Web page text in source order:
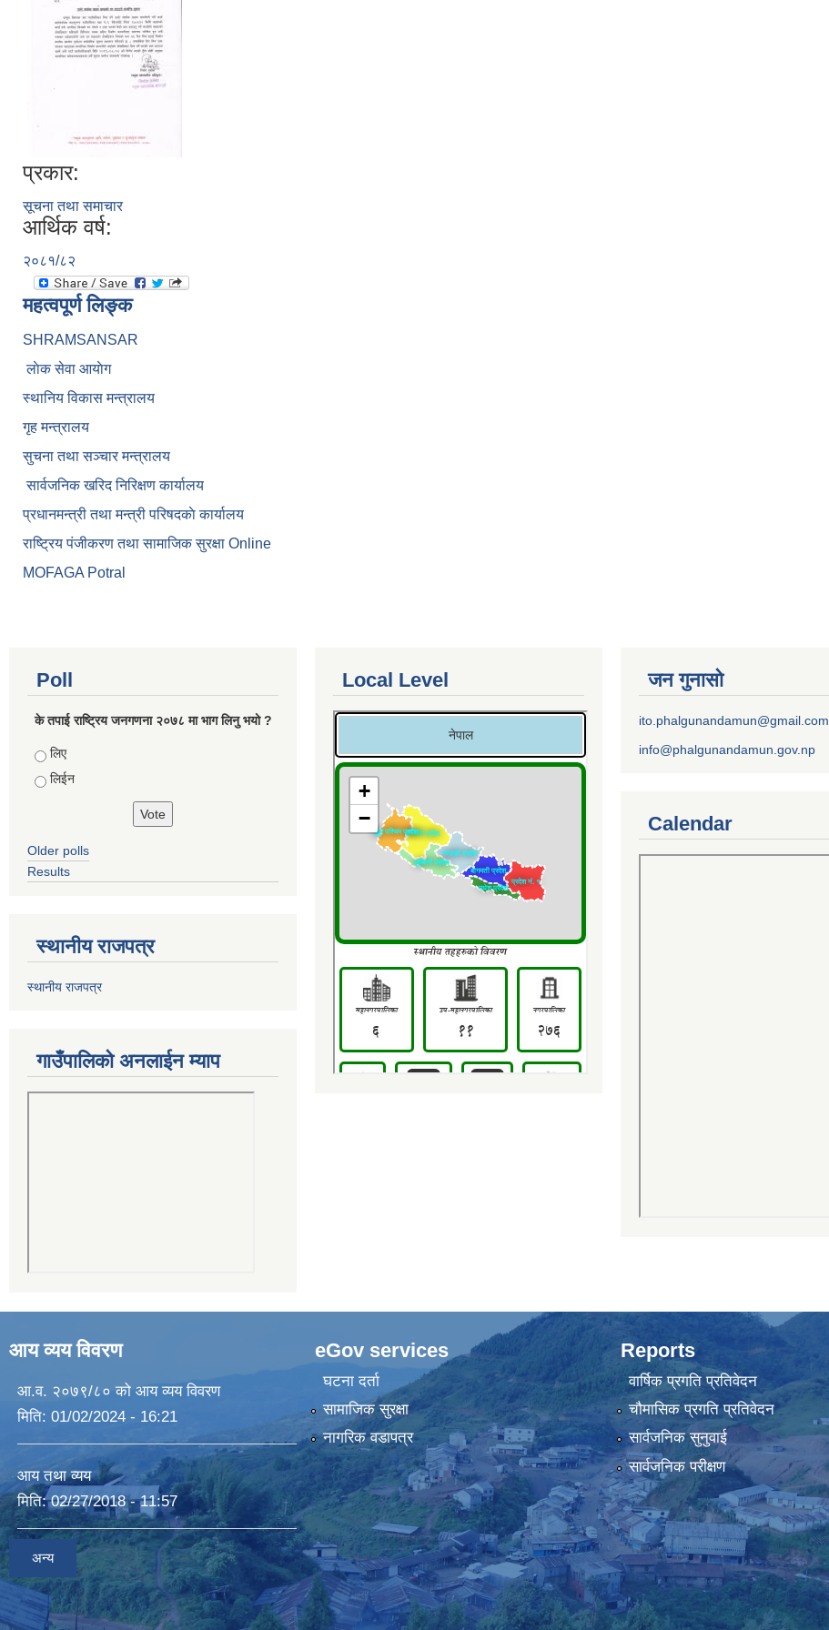
प्रकार:
सूचना तथा समाचार
आर्थिक वर्ष:
२०८१/८२
महत्वपूर्ण लिङ्क
SHRAMSANSAR
लाेक सेवा आयाेग
स्थानिय विकास मन्त्रालय
गृह मन्त्रालय
सुचना तथा सञ्चार मन्त्रालय
सार्वजनिक खरिद निरिक्षण कार्यालय
प्रधानमन्त्री तथा मन्त्री परिषदकाे कार्यालय
राष्ट्रिय पंजीकरण तथा सामाजिक सुरक्षा Online
MOFAGA Potral
Poll
के तपाई राष्ट्रिय जनगणना २०७८ मा भाग लिनु भयो ?
Choices
लिए
लिईन
Older polls
Results
स्थानीय राजपत्र
स्थानीय राजपत्र
गाउँपालिको अनलाईन म्याप
Local Level जन गुनासो
ito.phalgunandamun@gmail.com
info@phalgunandamun.gov.np
Calendar
आय व्यय विवरण
आ.व. २०७९/८० को आय व्यय विवरण
मिति: 01/02/2024 - 16:21
आय तथा व्यय
मिति:02/27/2018 - 11:57
अन्य
eGov services
घटना दर्ता
सामाजिक सुरक्षा
नागरिक वडापत्र
Reports
वार्षिक प्रगति प्रतिवेदन
चौमासिक प्रगति प्रतिवेदन
सार्वजनिक सुनुवाई
सार्वजनिक परीक्षण